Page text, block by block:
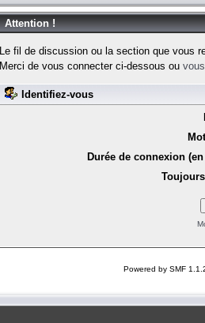
Attention !
Le fil de discussion ou la section que vous
Merci de vous connecter ci-dessous ou
Identifiez-vous
Durée de connexion
Powered by SMF